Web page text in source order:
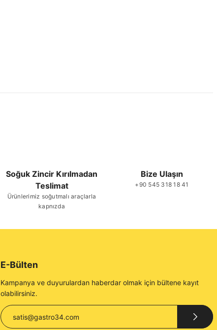
Soğuk Zincir Kırılmadan
Teslimat
Ürünlerimiz soğutmalı araçlarla
kapnızda
Bize Ulaşın
+90 545 318 18 41
E-Bülten
Kampanya ve duyurulardan haberdar olmak için bültene kayıt
olabilirsiniz.